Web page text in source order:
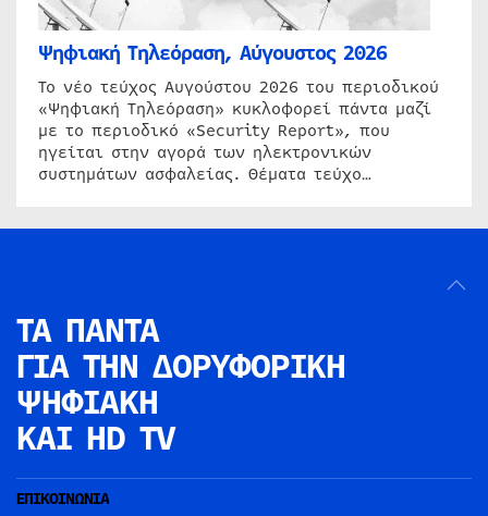
Ψηφιακή Τηλεόραση, Αύγουστος 2026
Το νέο τεύχος Αυγούστου 2026 του περιοδικού
«Ψηφιακή Τηλεόραση» κυκλοφορεί πάντα μαζί
με το περιοδικό «Security Report», που
ηγείται στην αγορά των ηλεκτρονικών
συστημάτων ασφαλείας. Θέματα τεύχο…
ΤΑ ΠΑΝΤΑ
ΓΙΑ ΤΗΝ ΔΟΡΥΦΟΡΙΚΗ
ΨΗΦΙΑΚΗ
ΚΑΙ HD TV
ΕΠΙΚΟΙΝΩΝΙΑ